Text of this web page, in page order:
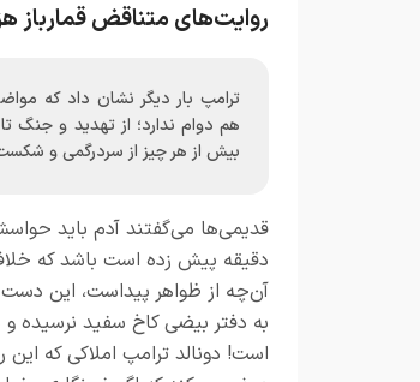
روایت‌های متناقض قمارباز
ترامپ بار دیگر نشان داد که
هم دوام ندارد؛ از تهدید و جنگ
بیش از هر چیز از سردرگمی و
قدیمی‌ها می‌گفتند آدم باید
دقیقه پیش زده است باشد که
آن‌چه از ظواهر پیداست، این
به دفتر بیضی کاخ سفید نرسیده
است! دونالد ترامپ املاکی که